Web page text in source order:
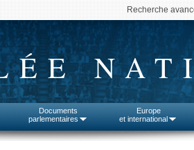
Recherche
Documents
parlementaires
Europe
et international